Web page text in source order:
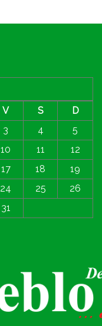
V S
D
3 4
5
10 11
12
17 18
19
24 25
26
31